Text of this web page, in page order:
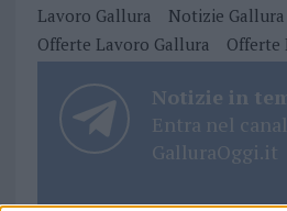
Lavoro Gallura
Notizie Gallura
Offerte Lavoro Gallura
Offerte
Notizie in
Entra nel
GalluraOggi.it